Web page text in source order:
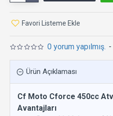
0 yorum yapılmış. -
Favori Listeme Ekle
Ürün Açıklaması
Cf Moto Cforce 450cc
Avantajları